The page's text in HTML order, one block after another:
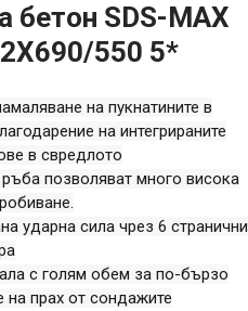
бетон SDS-MAX
550 5*
на пукнатините в
на интегрираните
в свредлото
позволяват много висока
ударна сила чрез 6 странични
с голям обем за по-бързо
на прах от сондажите